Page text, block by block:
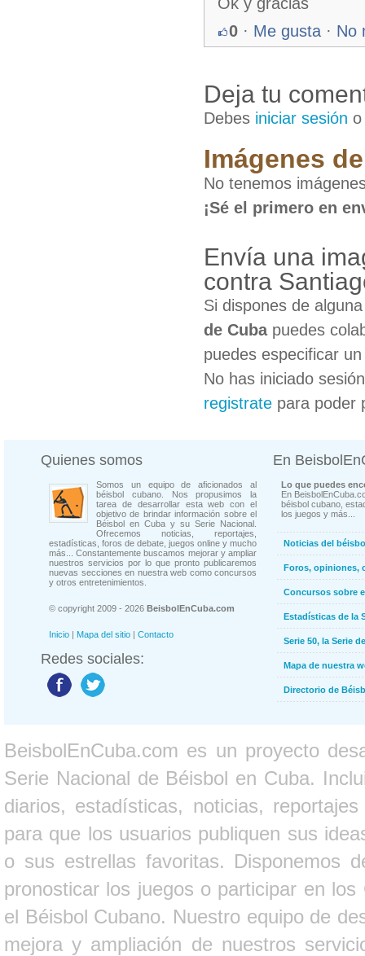
0 · Me gusta · No
Deja tu
Debes iniciar sesión
Imágenes
No tenemos
¡Sé el primero en
Envía una
contra
Si dispones de
de Cubapuedes
puedes especificar
No has iniciado
registrate para poder
Quienes somos
Somos un equipo de aficionados al
béisbol cubano. Nos propusimos la
tarea de desarrollar esta web con el
objetivo de brindar información sobre el
Béisbol en Cuba y su Serie Nacional.
Ofrecemos noticias, reportajes,
estadísticas, foros de debate, juegos online y mucho
más... Constantemente buscamos mejorar y ampliar
nuestros servicios por lo que pronto publicaremos
nuevas secciones en nuestra web como concursos
y otros entretenimientos.
© copyright 2009 - 2026 BeisbolEnCuba.com
Inicio | Mapa del sitio | Contacto
Redes sociales:
En
Lo que puedes
En
béisbol cubano,
los juegos y más...
Noticias del
Foros, opiniones,
Concursos sobre
Estadísticas de la
Serie 50, la Serie
Mapa de nuestra
Directorio de
BeisbolEnCuba.com es un proyecto
Serie Nacional de Béisbol en Cuba.
diarios, estadísticas, noticias,
para que los usuarios publiquen sus
o sus estrellas favoritas. Disponemos
pronosticar los juegos o participar en
el Béisbol Cubano. Nuestro equipo de
mejora y ampliación de nuestros